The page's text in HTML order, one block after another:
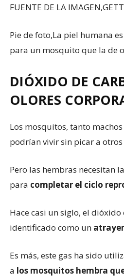
FUENTE DE LA IMAGEN,
Pie de foto,La piel humana
para un mosquito que la de
DIÓXIDO DE
OLORES
Los mosquitos, tanto
podrían vivir sin picar a
Pero las hembras necesitan
para completar el ciclo
Hace casi un siglo, el dióxido
identificado como un
Es más, este gas ha sido
a los mosquitos hembra